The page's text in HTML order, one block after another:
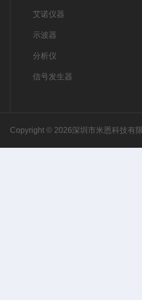
艾诺仪器
示波器
分析仪
信号发生器
Copyright © 2026深圳市米恩科技有